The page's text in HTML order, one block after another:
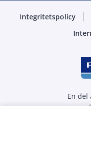
Integritetspolicy
En del